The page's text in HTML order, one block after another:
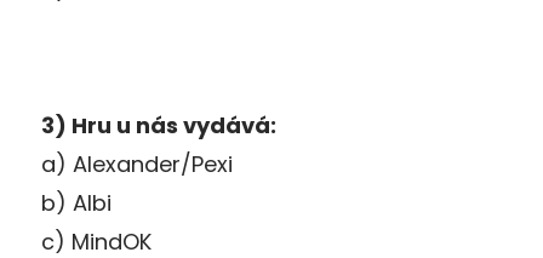
3) Hru u nás vydává:
a) Alexander/Pexi
b) Albi
c) MindOK